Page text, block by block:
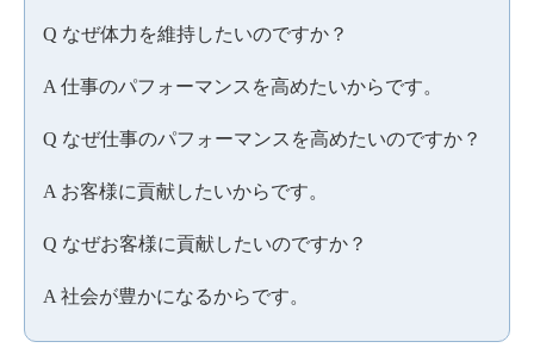
Q なぜ体力を維持したいのですか？
A 仕事のパフォーマンスを高めたいからです。
Q なぜ仕事のパフォーマンスを高めたいのですか？
A お客様に貢献したいからです。
Q なぜお客様に貢献したいのですか？
A 社会が豊かになるからです。